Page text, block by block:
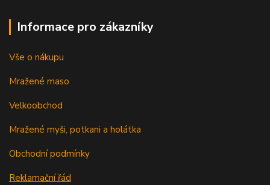
Informace pro zákazníky
Vše o nákupu
Mražené maso
Velkoobchod
Mražené myši, potkani a holátka
Obchodní podmínky
Reklamační řád